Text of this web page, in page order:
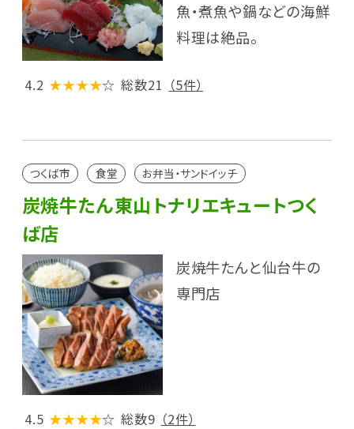
魚・煮魚や鍋などの海鮮
料理は絶品。
4.2 ★★★★☆ 総数21 （5件）
つくば市 食堂 お弁当・サンドイッチ
炭焼牛たん東山トナリエキュートつく
ば店
炭焼牛たんと仙台牛の
専門店
4.5 ★★★★☆ 総数9 （2件）